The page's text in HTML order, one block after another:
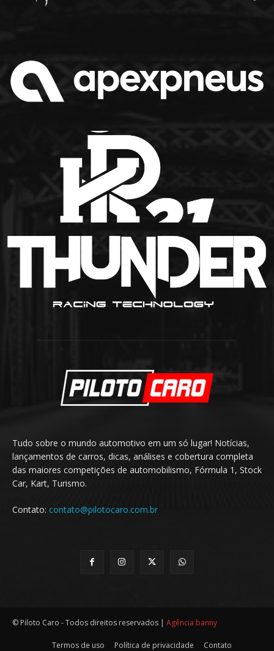
Tudo sobre o mundo automotivo em um só lugar! Notícias,
lançamentos de carros, dicas, análises e cobertura completa
das maiores competições de automobilismo, Fórmula 1, Stock
Car, Kart, Turismo.
Contato: contato@pilotocaro.com.br
© Piloto Caro - Todos direitos reservados | Agência banny
Termos de uso Política de privacidade Contato